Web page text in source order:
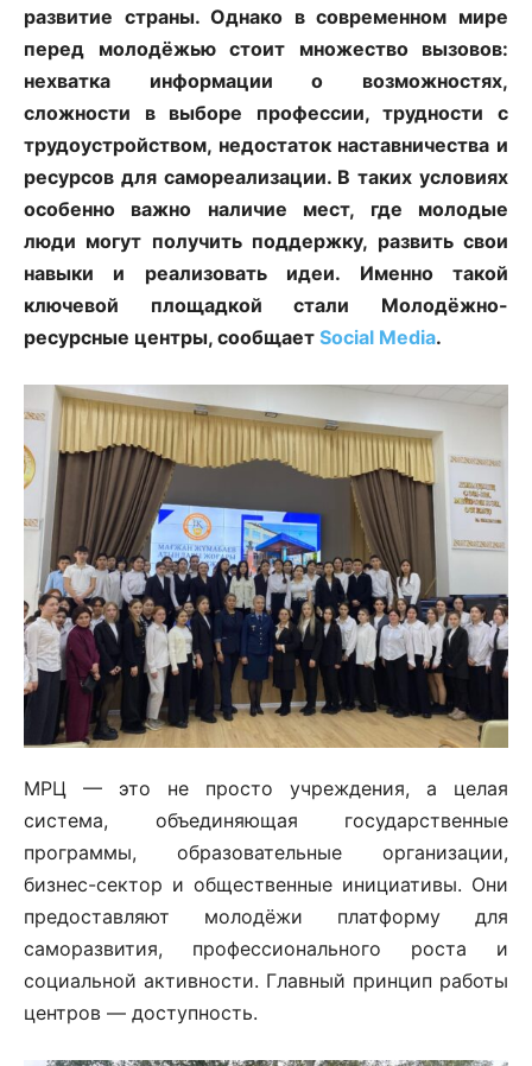
развитие страны. Однако в современном мире
перед молодёжью стоит множество вызовов:
нехватка информации о возможностях,
сложности в выборе профессии, трудности с
трудоустройством, недостаток наставничества и
ресурсов для самореализации. В таких условиях
особенно важно наличие мест, где молодые
люди могут получить поддержку, развить свои
навыки и реализовать идеи. Именно такой
ключевой площадкой стали Молодёжно-
ресурсные центры, сообщает Social Media.
МРЦ — это не просто учреждения, а целая
система, объединяющая государственные
программы, образовательные организации,
бизнес-сектор и общественные инициативы. Они
предоставляют молодёжи платформу для
саморазвития, профессионального роста и
социальной активности. Главный принцип работы
центров — доступность.